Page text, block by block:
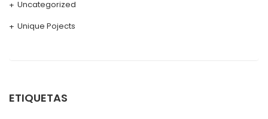
Uncategorized
Unique Pojects
ETIQUETAS